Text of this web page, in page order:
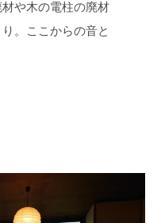
や木の電柱の廃材
。ここからの音と